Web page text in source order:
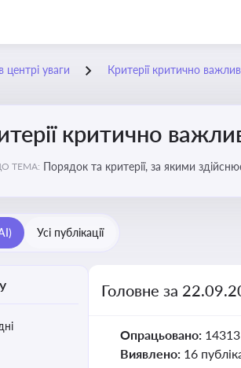
центрі уваги Критерії критично
критично
ТЕМА: Порядок та критерії, за якими
Усі публікації
Головне за
Опрацьовано:
Виявлено: 16